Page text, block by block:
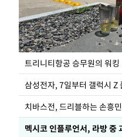
트리니티항공 승무원의 워킹
치바스전, 드리블하는 손흥민